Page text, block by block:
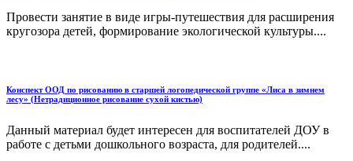
Провести занятие в виде игры-путешествия для расширения
кругозора детей, формирование экологической культуры....
Конспект ООД по рисованию в старшей логопедической группе «Лиса в зимнем
лесу» (Нетрадиционное рисование сухой кистью)
Данный материал будет интересен для воспитателей ДОУ в
работе с детьми дошкольного возраста, для родителей....